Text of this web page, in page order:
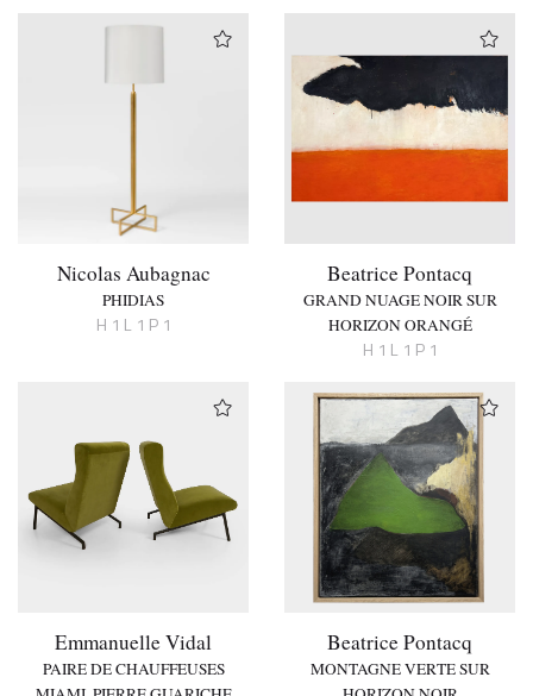
Nicolas Aubagnac
PHIDIAS
H 1 L 1 P 1
Beatrice Pontacq
GRAND NUAGE NOIR SUR
HORIZON ORANGÉ
H 1 L 1 P 1
Emmanuelle Vidal
PAIRE DE CHAUFFEUSES
Beatrice Pontacq
MONTAGNE VERTE SUR